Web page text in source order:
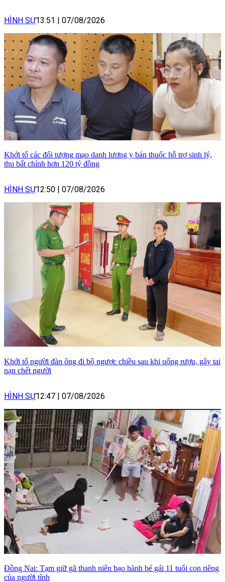
HÌNH SỰ13:51 07/08/2026
Khởi tố các đối tượng mạo danh lương y bán thuốc hỗ trợ sinh lý,
thu bất chính hơn 120 tỷ đồng
HÌNH SỰ12:50 | 07/08/2026
Khởi tố người đàn ông đi bộ ngược chiều sau khi uống rượu, gây tai
nạn chết người
HÌNH SỰ12:47 | 07/08/2026
Đồng Nai: Tạm giữ gã thanh niên bạo hành bé gái 11 tuổi con riêng
của người tình